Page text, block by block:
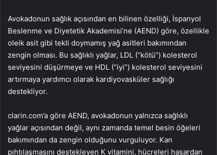
Avokadonun sağlık açısından en bilinen özelliği, İspanyol
Beslenme ve Diyetetik Akademisi’ne (AEND) göre, özellikle
oleik asit gibi tekli doymamış yağ asitleri bakımından
zengin olması. Bu sağlıklı yağlar, LDL (“kötü”) kolesterol
seviyesini düşürmeye ve HDL (“iyi”) kolesterol seviyesini
artırmaya yardımcı olarak kardiyovasküler sağlığı
destekliyor.
clarin.com’a göre AEND, avokadonun yalnızca sağlıklı
yağlar açısından değil, aynı zamanda temel besin öğeleri
bakımından da zengin olduğunu vurguluyor. Kan
pıhtılaşmasını destekleyen K vitamini, hücreleri hasardan